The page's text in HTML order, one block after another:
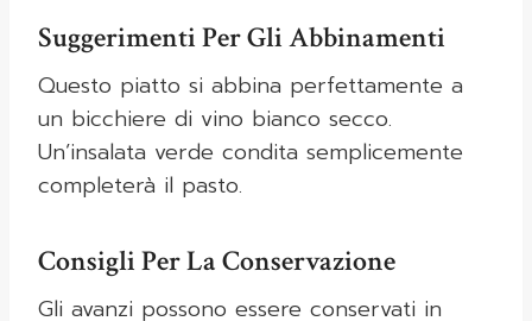
Suggerimenti Per Gli Abbinamenti
Questo piatto si abbina perfettamente a
un bicchiere di vino bianco secco.
Un’insalata verde condita semplicemente
completerà il pasto.
Consigli Per La Conservazione
Gli avanzi possono essere conservati in